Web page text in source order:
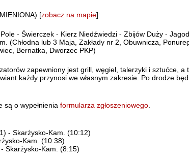
[zobacz na mapie]:
- Świerczek - Kierz Niedźwiedzi - Zbijów Duży -
(Chłodna lub 3 Maja, Zakłady nr 2, Obuwnicza,
Bernatka, Dworzec PKP)
zapewniony jest grill, węgiel, talerzyki i sztućce, a
każdy przynosi we własnym zakresie. Po drodze
o wypełnienia formularza zgłoszeniowego
- Skarżysko-Kam. (10:12)
Kam. (10:38)
Skarżysko-Kam. (8:15)